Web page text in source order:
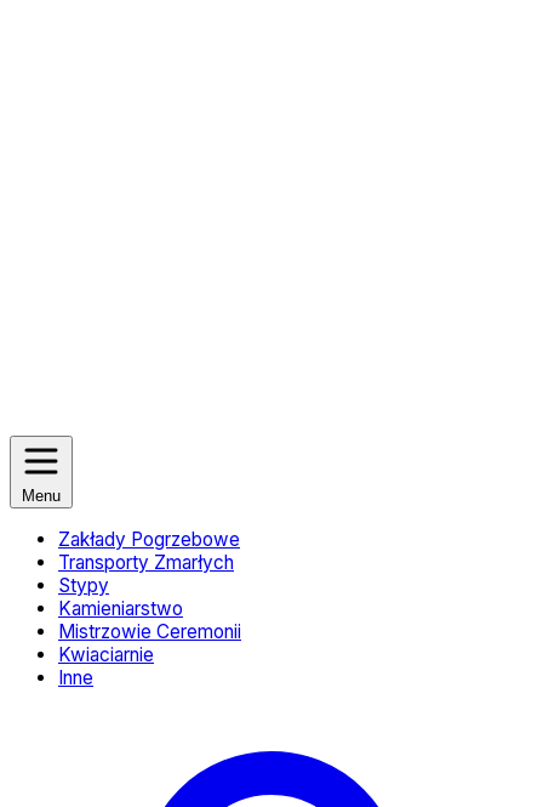
Menu
Zakłady Pogrzebowe
Transporty Zmarłych
Stypy
Kamieniarstwo
Mistrzowie Ceremonii
Kwiaciarnie
Inne